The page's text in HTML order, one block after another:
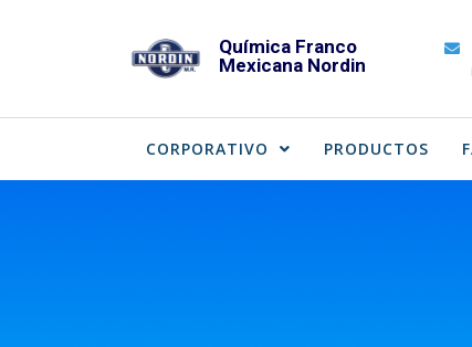
Química Franco
Mexicana Nordin
CORPORATIVO PRODUCTOS